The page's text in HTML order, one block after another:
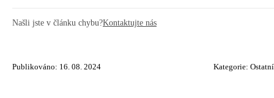
Našli jste v článku chybu?Kontaktujte nás
Publikováno: 16. 08. 2024 Kategorie: Ostatní